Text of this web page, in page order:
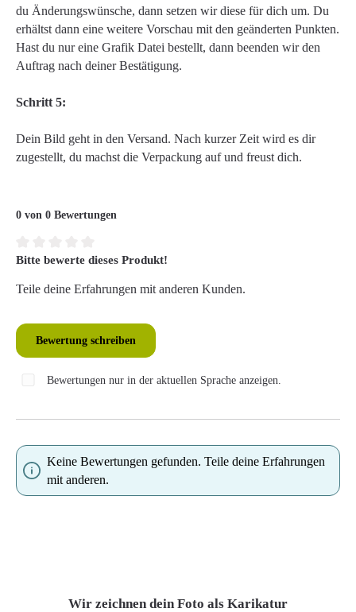
du Änderungswünsche, dann setzen wir diese für dich um. Du
erhältst dann eine weitere Vorschau mit den geänderten Punkten.
Hast du nur eine Grafik Datei bestellt, dann beenden wir den
Auftrag nach deiner Bestätigung.
Schritt 5:
Dein Bild geht in den Versand. Nach kurzer Zeit wird es dir
zugestellt, du machst die Verpackung auf und freust dich.
0 von 0 Bewertungen
Durchschnittliche Bewertung von 0 von 5 Sternen
Bitte bewerte dieses Produkt!
Teile deine Erfahrungen mit anderen Kunden.
Bewertung schreiben
Bewertungen nur in der aktuellen Sprache anzeigen.
Keine Bewertungen gefunden. Teile deine Erfahrungen
mit anderen.
Wir zeichnen dein Foto als Karikatur